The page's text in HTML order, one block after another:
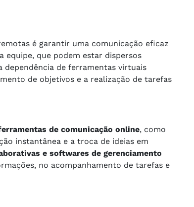
é garantir uma comunicação eficaz
equipe, que podem estar dispersos
dependência de ferramentas virtuais
de objetivos e a realização de tarefas
de comunicação online, como
instantânea e a troca de ideias em
e softwares de gerenciamento
no acompanhamento de tarefas e